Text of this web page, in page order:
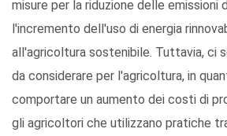
misure per la riduzione delle emissioni
l'incremento dell'uso di energia
all'agricoltura sostenibile. Tuttavia, ci
da considerare per l'agricoltura, in
comportare un aumento dei costi di
gli agricoltori che utilizzano pratiche